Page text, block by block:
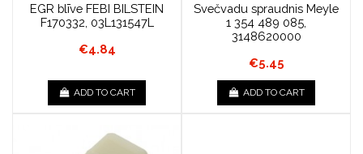
EGR blīve FEBI BILSTEIN
F170332, 03L131547L
€4.84
ADD TO CART
Svečvadu spraudnis Meyle
1 354 489 085,
3148620000
€5.45
ADD TO CART